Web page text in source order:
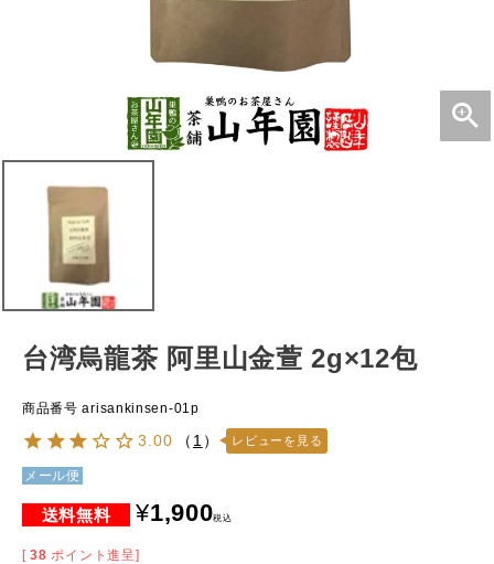
台湾烏龍茶 阿里山金萱 2g×12包
商品番号 arisankinsen-01p
3.00 （ 1 ） レビューを見る
メール便
¥1,900税込
[ 38 ポイント進呈]